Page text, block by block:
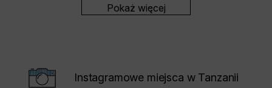
Pokaż więcej
Instagramowe miejsca w Tanzanii